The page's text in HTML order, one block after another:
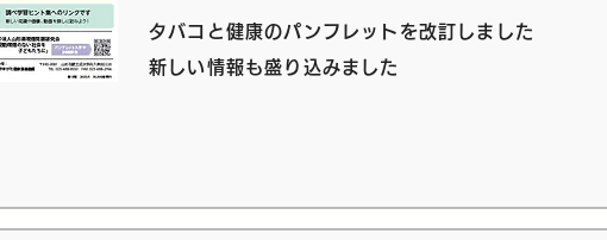
タバコと健康のパンフレットを改訂しました
​新しい情報も盛り込みました